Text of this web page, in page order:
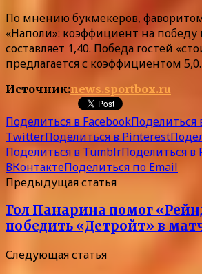
По мнению букмекеров,
«Наполи»: коэффициент на победу
составляет 1,40. Победа гостей
предлагается с коэффициентом 5,0.
Источник:news.sportbox.ru
Поделиться в FacebookПоделиться
TwitterПоделиться в Pinterest
Поделиться в TumblrПоделиться в
ВКонтактеПоделиться по Email
Предыдущая статья
Гол Панарина помог
победить «Детройт» в
Следующая статья